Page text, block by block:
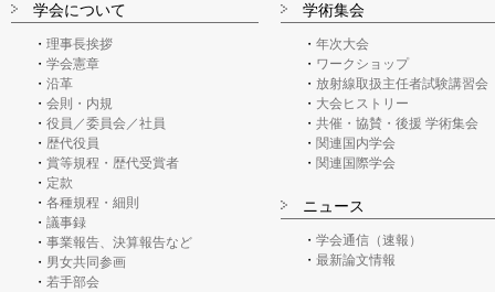
学会について
理事長挨拶
学会憲章
沿革
会則・内規
役員／委員会／社員
歴代役員
賞等規程・歴代受賞者
定款
各種規程・細則
議事録
事業報告、決算報告など
男女共同参画
若手部会
学術集会
年次大会
ワークショップ
放射線取扱主任者試験講習会
大会ヒストリー
共催・協賛・後援 学術集会
関連国内学会
関連国際学会
ニュース
学会通信（速報）
最新論文情報